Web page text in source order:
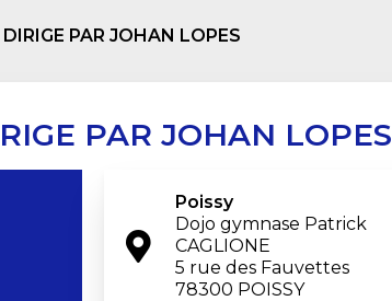
PAR JOHAN LOPES
PAR JOHAN LOPES
Poissy
Dojo gymnase Patrick
CAGLIONE
5 rue des Fauvettes
78300 POISSY